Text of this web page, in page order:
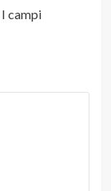
I campi